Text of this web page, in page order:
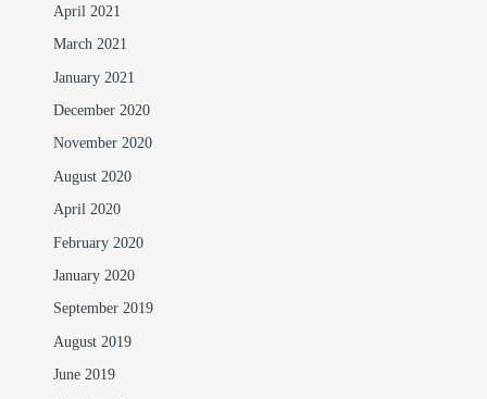
April 2021
March 2021
January 2021
December 2020
November 2020
August 2020
April 2020
February 2020
January 2020
September 2019
August 2019
June 2019